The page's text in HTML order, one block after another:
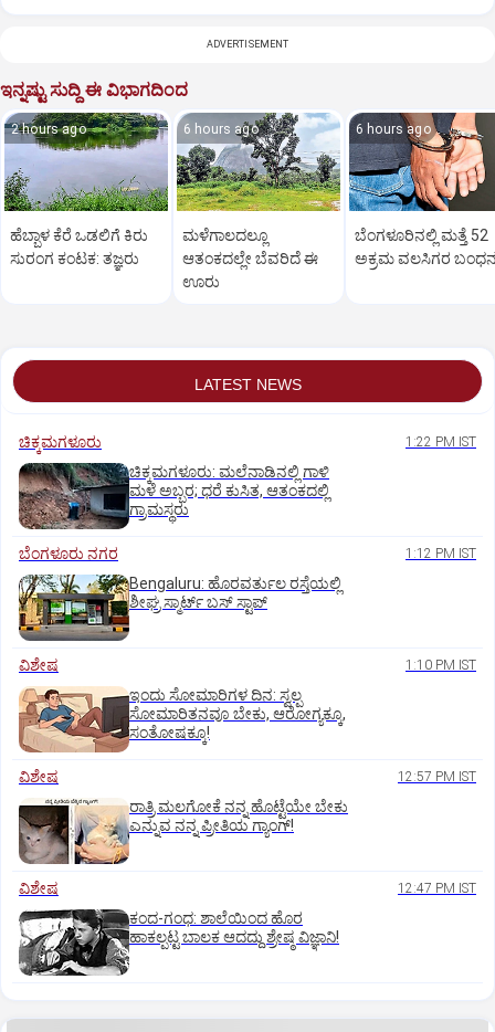
ADVERTISEMENT
ಇನ್ನಷ್ಟು ಸುದ್ದಿ ಈ ವಿಭಾಗದಿಂದ
2 hours ago
ಹೆಬ್ಬಾಳ ಕೆರೆ ಒಡಲಿಗೆ ಕಿರು
ಸುರಂಗ ಕಂಟಕ: ತಜ್ಞರು
6 hours ago
ಮಳೆಗಾಲದಲ್ಲೂ
ಆತಂಕದಲ್ಲೇ ಬೆವರಿದೆ ಈ
ಊರು
6 hours ago
ಬೆಂಗಳೂರಿನಲ್ಲಿ ಮತ್ತೆ 52
ಅಕ್ರಮ ವಲಸಿಗರ
LATEST NEWS
ಚಿಕ್ಕಮಗಳೂರು 1:22 PM IST
ಚಿಕ್ಕಮಗಳೂರು: ಮಲೆನಾಡಿನಲ್ಲಿ ಗಾಳಿ
ಮಳೆ ಅಬ್ಬರ; ಧರೆ ಕುಸಿತ, ಆತಂಕದಲ್ಲಿ
ಗ್ರಾಮಸ್ಥರು
ಬೆಂಗಳೂರು ನಗರ 1:12 PM IST
Bengaluru: ಹೊರವರ್ತುಲ ರಸ್ತೆಯಲ್ಲಿ
ಶೀಘ್ರ ಸ್ಮಾರ್ಟ್‌ ಬಸ್‌ ಸ್ಟಾಪ್‌
ವಿಶೇಷ 1:10 PM IST
ಇಂದು ಸೋಮಾರಿಗಳ ದಿನ: ಸ್ವಲ್ಪ
ಸೋಮಾರಿತನವೂ ಬೇಕು, ಆರೋಗ್ಯಕ್ಕೂ,
ಸಂತೋಷಕ್ಕೂ!
ವಿಶೇಷ 12:57 PM IST
ರಾತ್ರಿ ಮಲಗೋಕೆ ನನ್ನ ಹೊಟ್ಟೆಯೇ ಬೇಕು
ಎನ್ನುವ ನನ್ನ ಪ್ರೀತಿಯ ಗ್ಯಾಂಗ್!
ವಿಶೇಷ 12:47 PM IST
ಕಂದ-ಗಂಧ: ಶಾಲೆಯಿಂದ ಹೊರ
ಹಾಕಲ್ಪಟ್ಟ ಬಾಲಕ ಆದದ್ದು ಶ್ರೇಷ್ಠ ವಿಜ್ಞಾನಿ!